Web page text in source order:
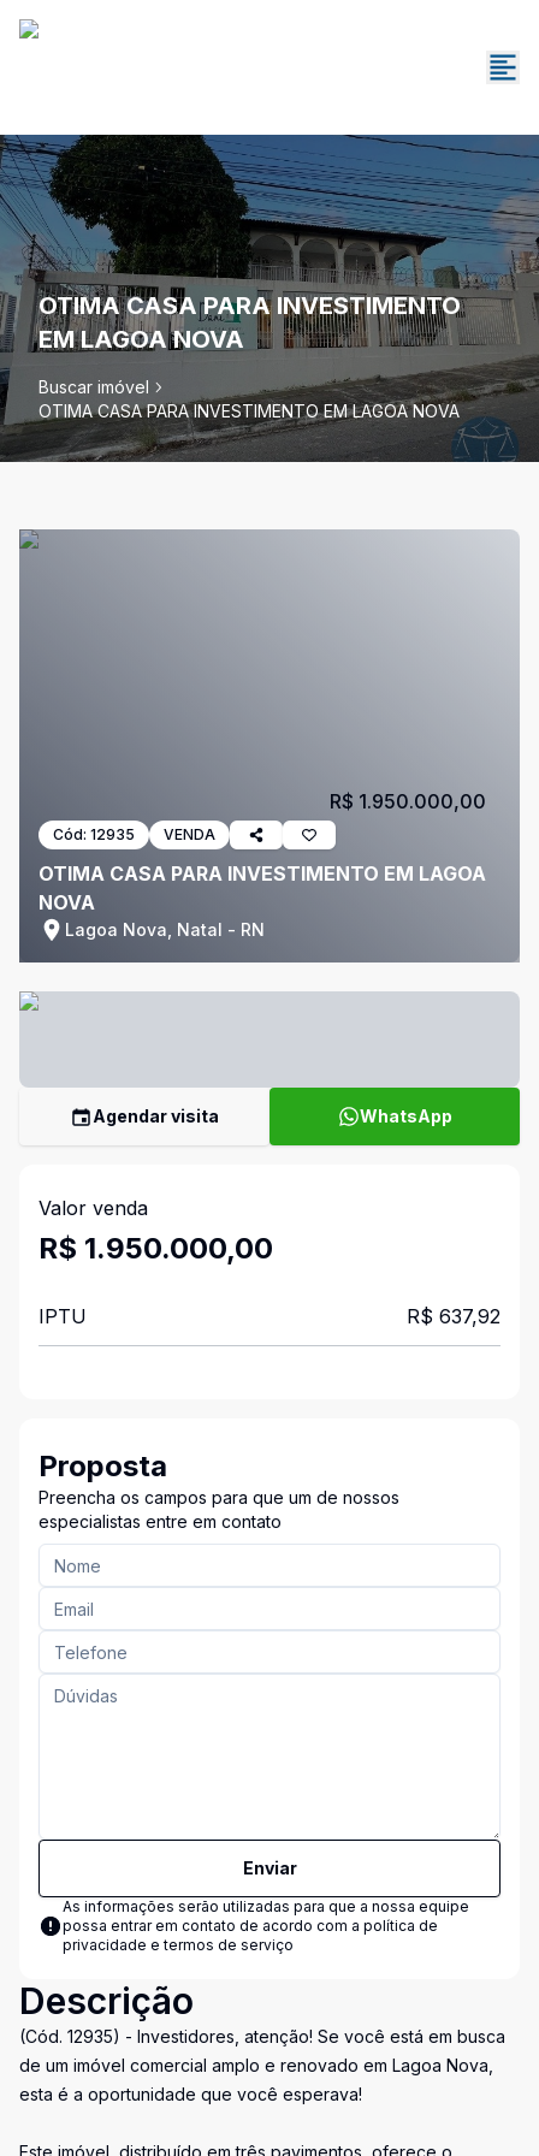
OTIMA CASA PARA INVESTIMENTO
EM LAGOA NOVA
Buscar imóvel
OTIMA CASA PARA INVESTIMENTO EM LAGOA NOVA
Cód: 12935 VENDA
OTIMA CASA PARA INVESTIMENTO EM LAGOA
NOVA
Lagoa Nova, Natal - RN
R$ 1.950.000,00
Agendar visita WhatsApp
Valor venda
R$ 1.950.000,00
IPTU R$ 637,92
Proposta
Preencha os campos para que um de nossos
especialistas entre em contato
Enviar
As informações serão utilizadas para que a nossa equipe
possa entrar em contato de acordo com a política de
privacidade e termos de serviço
Descrição
(Cód. 12935) - Investidores, atenção! Se você está em busca
de um imóvel comercial amplo e renovado em Lagoa Nova,
esta é a oportunidade que você esperava!
Este imóvel, distribuído em três pavimentos, oferece o